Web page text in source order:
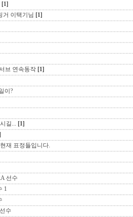
[1]
거 이택기님 [1]
브 연속동작 [1]
이?
길... [1]
재 표정들입니다.
선수
1
수